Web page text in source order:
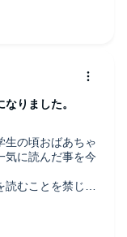
生の頃おばあちゃ
気に読んだ事を今
むことを禁じら
た、勉強や習い
なりましたが、
ーがあると父に
りました。